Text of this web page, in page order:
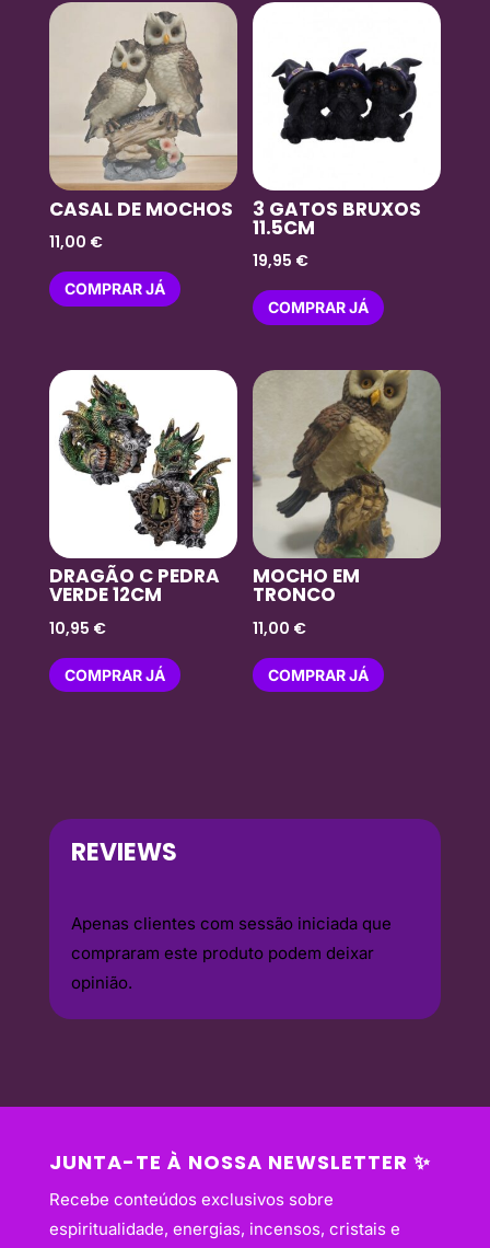
CASAL DE MOCHOS
11,00 €
COMPRAR JÁ
3 GATOS BRUXOS
11.5CM
19,95 €
COMPRAR JÁ
DRAGÃO C PEDRA
VERDE 12CM
10,95 €
COMPRAR JÁ
MOCHO EM
TRONCO
11,00 €
COMPRAR JÁ
REVIEWS
Apenas clientes com sessão iniciada que
compraram este produto podem deixar
opinião.
JUNTA-TE À NOSSA NEWSLETTER ✨
Recebe conteúdos exclusivos sobre
espiritualidade, energias, incensos, cristais e